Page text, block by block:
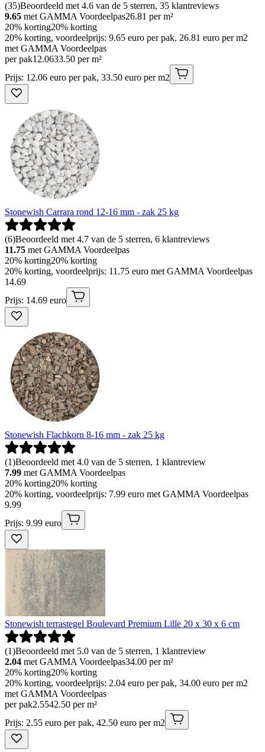
(35)Beoordeeld met 4.6 van de 5 sterren, 35 klantreviews
9.65 met GAMMA Voordeelpas26.81 per m²
20% korting20% korting
20% korting, voordeelprijs: 9.65 euro per pak, 26.81 euro per m2
met GAMMA Voordeelpas
per pak12.0633.50 per m²
Prijs: 12.06 euro per pak, 33.50 euro per m2
Stonewish Carrara rond 12-16 mm - zak 25 kg
(6)Beoordeeld met 4.7 van de 5 sterren, 6 klantreviews
11.75 met GAMMA Voordeelpas
20% korting20% korting
20% korting, voordeelprijs: 11.75 euro met GAMMA Voordeelpas
14.69
Prijs: 14.69 euro
Stonewish Flachkorn 8-16 mm - zak 25 kg
(1)Beoordeeld met 4.0 van de 5 sterren, 1 klantreview
7.99 met GAMMA Voordeelpas
20% korting20% korting
20% korting, voordeelprijs: 7.99 euro met GAMMA Voordeelpas
9.99
Prijs: 9.99 euro
Stonewish terrastegel Boulevard Premium Lille 20 x 30 x 6 cm
(1)Beoordeeld met 5.0 van de 5 sterren, 1 klantreview
2.04 met GAMMA Voordeelpas34.00 per m²
20% korting20% korting
20% korting, voordeelprijs: 2.04 euro per pak, 34.00 euro per m2
met GAMMA Voordeelpas
per pak2.5542.50 per m²
Prijs: 2.55 euro per pak, 42.50 euro per m2